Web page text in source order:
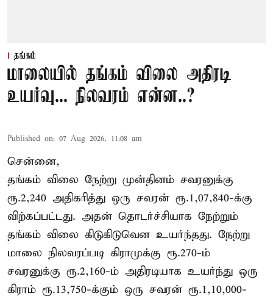
தங்கம்
மாலையில் தங்கம் விலை அதிரடி
உயர்வு... நிலவரம் என்ன..?
Published on: 07 Aug 2026, 11:08 am
சென்னை,
தங்கம் விலை நேற்று முன்தினம் சவரனுக்கு
ரூ.2,240 அதிகரித்து ஒரு சவரன் ரூ.1,07,840-க்கு
விற்கப்பட்டது. அதன் தொடர்ச்சியாக நேற்றும்
தங்கம் விலை கிடுகிடுவென உயர்ந்தது. நேற்று
மாலை நிலவரப்படி கிராமுக்கு ரூ.270-ம்
சவரனுக்கு ரூ.2,160-ம் அதிரடியாக உயர்ந்து ஒரு
கிராம் ரூ.13,750-க்கும் ஒரு சவரன் ரூ.1,10,000-